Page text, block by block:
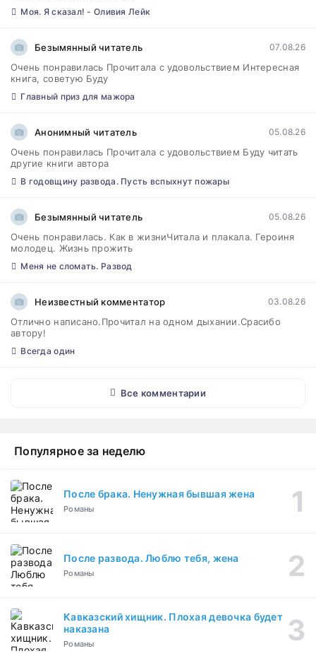
Моя. Я сказал! - Оливия Лейк
Безымянный читатель 07.08.26
Очень понравилась Прочитала с удовольствием Интересная
книга, советую Буду
Главный приз для мажора
Анонимный читатель 05.08.26
Очень понравилась Прочитала с удовольствием Буду читать
другие книги автора
В годовщину развода. Пусть вспыхнут пожары
Безымянный читатель 05.08.26
Очень понравилась. Как в жизниЧитала и плакала. Героиня
молодец. Жизнь прожить
Меня не сломать. Развод
Неизвестный комментатор 03.08.26
Отлично написано.Прочитал на одном дыхании.Срасибо
автору!
Всегда один
Все комментарии
Популярное за неделю
После брака. Ненужная бывшая жена
Романы
После развода. Люблю тебя, жена
Романы
Кавказский хищник. Плохая девочка будет
наказана
Романы